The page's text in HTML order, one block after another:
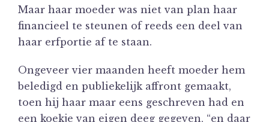
Maar haar moeder was niet van plan haar
financieel te steunen of reeds een deel van
haar erfportie af te staan.
Ongeveer vier maanden heeft moeder hem
beledigd en publiekelijk affront gemaakt,
toen hij haar maar eens geschreven had en
een koekje van eigen deeg gegeven, “en daar